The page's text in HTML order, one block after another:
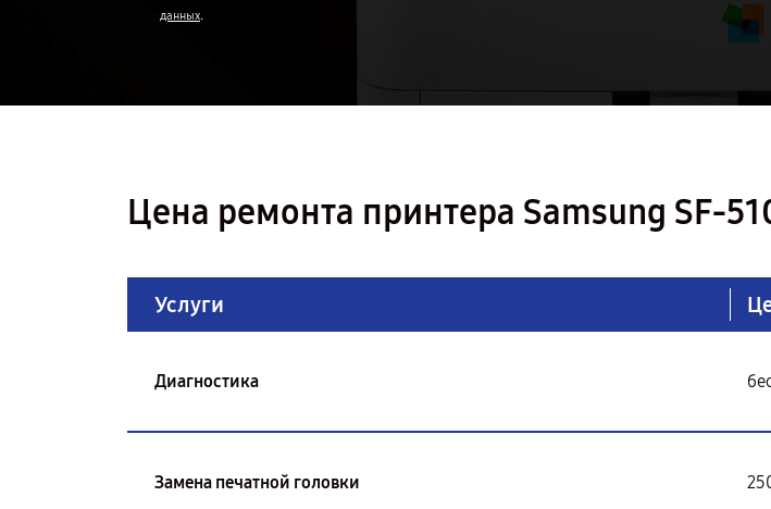
данных.
Цена ремонта принтера Samsung SF-
Услуги
Диагностика
Замена печатной головки